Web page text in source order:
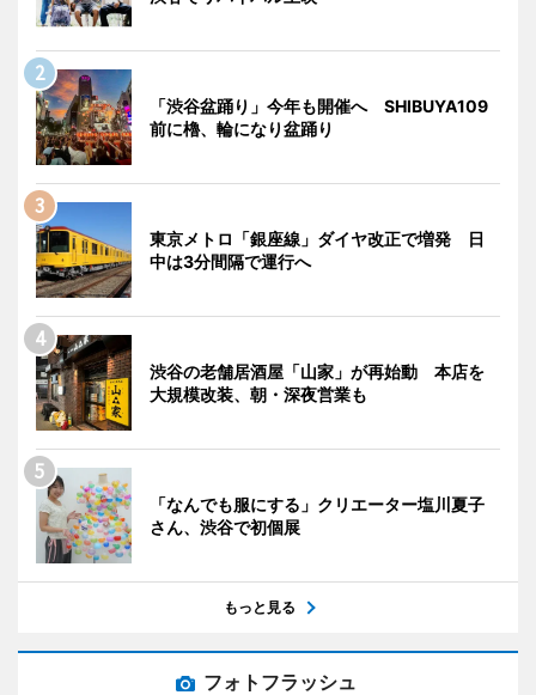
「渋谷盆踊り」今年も開催へ SHIBUYA109
前に櫓、輪になり盆踊り
東京メトロ「銀座線」ダイヤ改正で増発 日
中は3分間隔で運行へ
渋谷の老舗居酒屋「山家」が再始動 本店を
大規模改装、朝・深夜営業も
「なんでも服にする」クリエーター塩川夏子
さん、渋谷で初個展
もっと見る
フォトフラッシュ